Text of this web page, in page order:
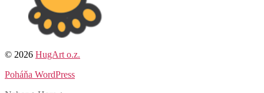
© 2026 HugArt o.z.
Poháňa WordPress